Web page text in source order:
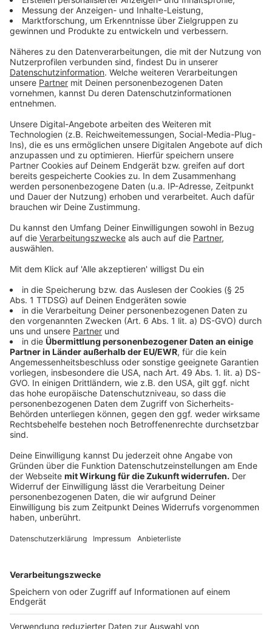
Anzeige
Männer sind weiter die, die in der Musikindustrie das
sagen haben, so Ellie. "Es gibt noch viele Dinge, die von
Männern dominiert werden. Ich würde gern wissen, wie
es für mich wäre, wenn der Chef meiner Plattenfirma
eine Frau wäre. Es wäre toll, ein Festival oder eine
Plattenfirma zu sehen, in denen nur Frauen auftreten
und arbeiten. Ich glaube das würde einiges ändern. Ich
schreibe meine Songs aus der Sicht einer Frau und
Plattenfirmenboss darauf reagieren würde."
Anzeige
Wir benötigen Ihre
Zustimmung, um den YouTube
Video-Service zu laden!
Wir verwenden einen Service eines
Drittanbieters, um Videoinhalte
Daten zu Ihren Aktivitäten
sammeln. Bitte lesen Sie die
Details durch und stimmen Sie der
Nutzung des Service zu, um dieses
Mehr Informationen
powered by Usercentrics Consent
Anzeige